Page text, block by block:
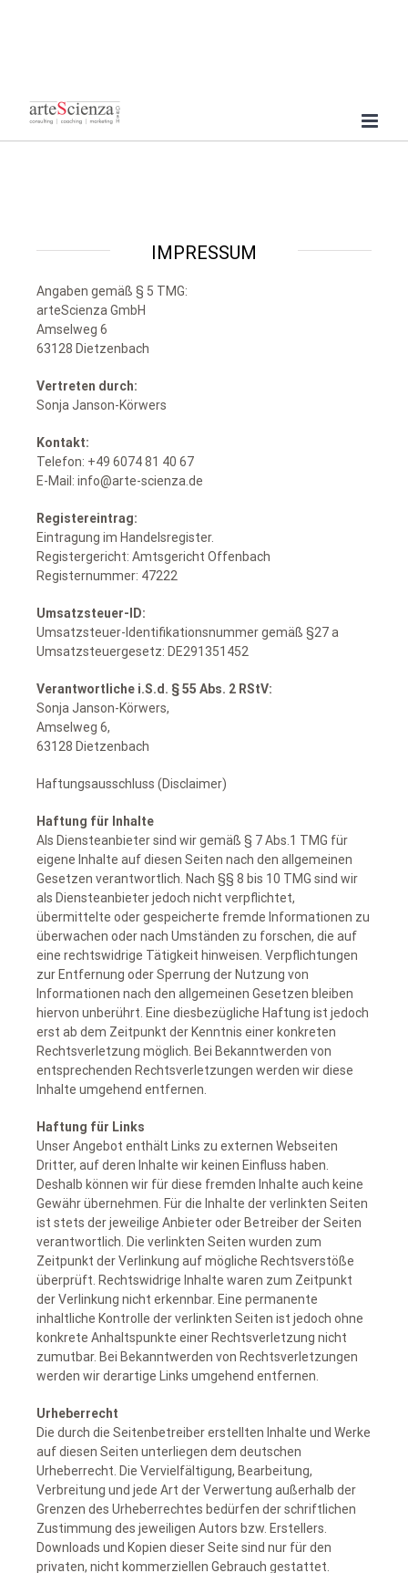
IMPRESSUM
Angaben gemäß § 5 TMG:
arteScienza GmbH
Amselweg 6
63128 Dietzenbach
Vertreten durch:
Sonja Janson-Körwers
Kontakt:
Telefon: +49 6074 81 40 67
E-Mail: info@arte-scienza.de
Registereintrag:
Eintragung im Handelsregister.
Registergericht: Amtsgericht Offenbach
Registernummer: 47222
Umsatzsteuer-ID:
Umsatzsteuer-Identifikationsnummer gemäß §27 a
Umsatzsteuergesetz: DE291351452
Verantwortliche i.S.d. § 55 Abs. 2 RStV:
Sonja Janson-Körwers,
Amselweg 6,
63128 Dietzenbach
Haftungsausschluss (Disclaimer)
Haftung für Inhalte
Als Diensteanbieter sind wir gemäß § 7 Abs.1 TMG für
eigene Inhalte auf diesen Seiten nach den allgemeinen
Gesetzen verantwortlich. Nach §§ 8 bis 10 TMG sind wir
als Diensteanbieter jedoch nicht verpflichtet,
übermittelte oder gespeicherte fremde Informationen zu
überwachen oder nach Umständen zu forschen, die auf
eine rechtswidrige Tätigkeit hinweisen. Verpflichtungen
zur Entfernung oder Sperrung der Nutzung von
Informationen nach den allgemeinen Gesetzen bleiben
hiervon unberührt. Eine diesbezügliche Haftung ist jedoch
erst ab dem Zeitpunkt der Kenntnis einer konkreten
Rechtsverletzung möglich. Bei Bekanntwerden von
entsprechenden Rechtsverletzungen werden wir diese
Inhalte umgehend entfernen.
Haftung für Links
Unser Angebot enthält Links zu externen Webseiten
Dritter, auf deren Inhalte wir keinen Einfluss haben.
Deshalb können wir für diese fremden Inhalte auch keine
Gewähr übernehmen. Für die Inhalte der verlinkten Seiten
ist stets der jeweilige Anbieter oder Betreiber der Seiten
verantwortlich. Die verlinkten Seiten wurden zum
Zeitpunkt der Verlinkung auf mögliche Rechtsverstöße
überprüft. Rechtswidrige Inhalte waren zum Zeitpunkt
der Verlinkung nicht erkennbar. Eine permanente
inhaltliche Kontrolle der verlinkten Seiten ist jedoch ohne
konkrete Anhaltspunkte einer Rechtsverletzung nicht
zumutbar. Bei Bekanntwerden von Rechtsverletzungen
werden wir derartige Links umgehend entfernen.
Urheberrecht
Die durch die Seitenbetreiber erstellten Inhalte und Werke
auf diesen Seiten unterliegen dem deutschen
Urheberrecht. Die Vervielfältigung, Bearbeitung,
Verbreitung und jede Art der Verwertung außerhalb der
Grenzen des Urheberrechtes bedürfen der schriftlichen
Zustimmung des jeweiligen Autors bzw. Erstellers.
Downloads und Kopien dieser Seite sind nur für den
privaten, nicht kommerziellen Gebrauch gestattet.